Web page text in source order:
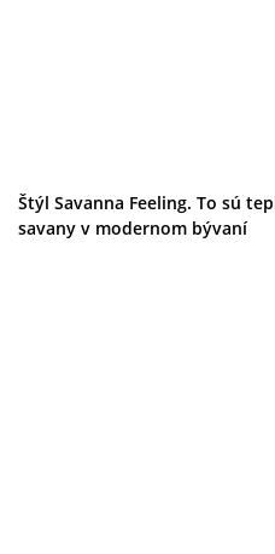
Štýl Savanna Feeling. To sú
savany v modernom bývaní